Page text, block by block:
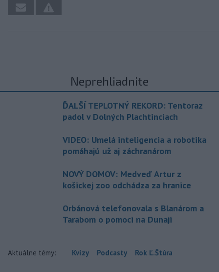
Neprehliadnite
ĎALŠÍ TEPLOTNÝ REKORD: Tentoraz
padol v Dolných Plachtinciach
VIDEO: Umelá inteligencia a robotika
pomáhajú už aj záchranárom
NOVÝ DOMOV: Medveď Artur z
košickej zoo odchádza za hranice
Orbánová telefonovala s Blanárom a
Tarabom o pomoci na Dunaji
Aktuálne témy: Kvízy Podcasty Rok Ľ.Štúra